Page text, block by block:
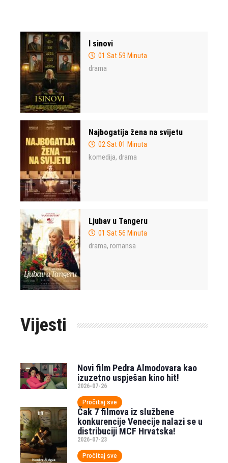
I sinovi
01 Sat 59 Minuta
drama
Najbogatija žena na svijetu
02 Sat 01 Minuta
komedija, drama
Ljubav u Tangeru
01 Sat 56 Minuta
drama, romansa
Vijesti
Novi film Pedra Almodovara kao
izuzetno uspješan kino hit!
2026-07-26
Pročitaj sve
Čak 7 filmova iz službene
konkurencije Venecije nalazi se u
distribuciji MCF Hrvatska!
2026-07-23
Pročitaj sve